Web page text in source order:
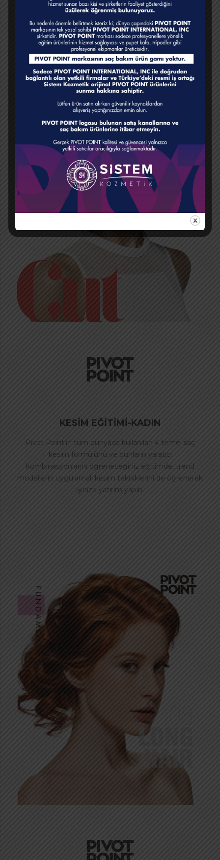
tekniklerini öğrenmek için kayıt yaptırmayı unutmayın.
KESİM EĞİTİMİ-KADIN
Pivot Point’in tüm dünyada kullanılan 4 temel saç
kesim formülünü ve bunların yaratıcı
kombinasyonlarını öğreneceğiniz eğitimde, trend
modellerin uygulamalı kesim tekniklerini de öğrenerek
işinize yatırım yapın.